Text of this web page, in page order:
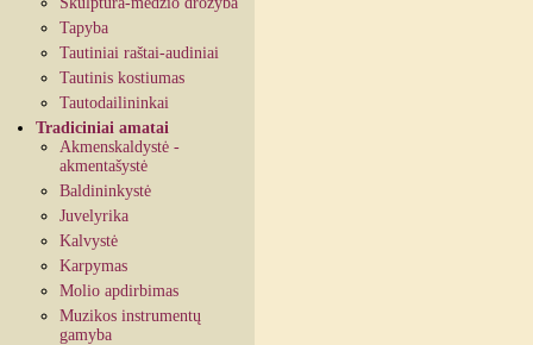
Tapyba
Tautiniai raštai-audiniai
Tautinis kostiumas
Tautodailininkai
Tradiciniai amatai
Akmenskaldystė -
akmentašystė
Baldininkystė
Juvelyrika
Kalvystė
Karpymas
Molio apdirbimas
Muzikos instrumentų
gamyba